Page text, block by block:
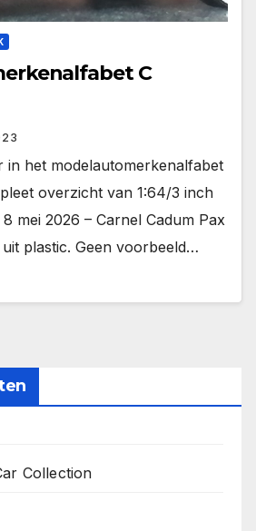
C
in het modelautomerkenalfabet
overzicht van 1:64/3 inch
mei 2026 – Carnel Cadum Pax
uit plastic. Geen voorbeeld…
Collection